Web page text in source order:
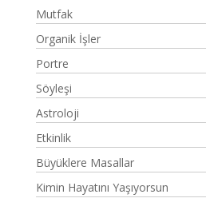
Mutfak
Organik İşler
Portre
Söyleşi
Astroloji
Etkinlik
Büyüklere Masallar
Kimin Hayatını Yaşıyorsun